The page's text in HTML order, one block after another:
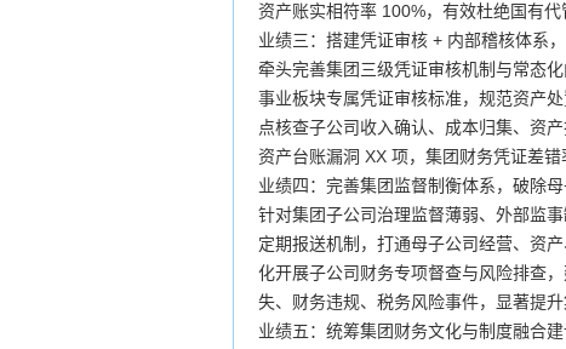
资产账实相符率 100%，有效杜绝国有代
业绩三：搭建凭证审核 + 内部稽核体系
牵头完善集团三级凭证审核机制与常态
事业板块专属凭证审核标准，规范资产
点核查子公司收入确认、成本归集、资
资产台账漏洞 XX 项，集团财务凭证差
业绩四：完善集团监督制衡体系，破除
针对集团子公司治理监督薄弱、外部监
定期报送机制，打通母子公司经营、资
化开展子公司财务专项督查与风险排查
失、财务违规、税务风险事件，显著提升
业绩五：统筹集团财务文化与制度融合